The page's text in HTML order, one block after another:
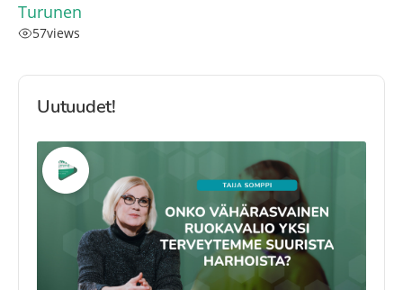
Turunen
57views
Uutuudet!